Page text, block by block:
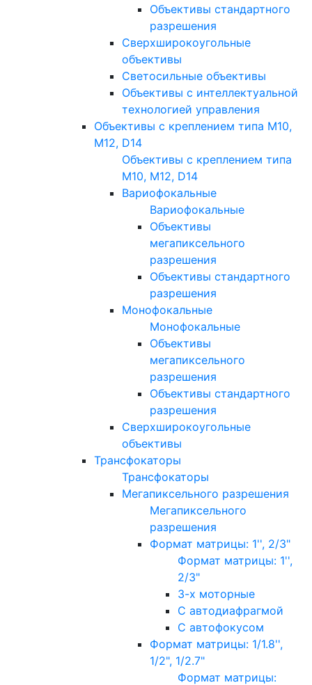
Объективы стандартного
разрешения
Сверхширокоугольные
объективы
Светосильные объективы
Объективы с интеллектуальной
технологией управления
Объективы с креплением типа M10,
M12, D14
Объективы с креплением типа
M10, M12, D14
Вариофокальные
Вариофокальные
Объективы
мегапиксельного
разрешения
Объективы стандартного
разрешения
Монофокальные
Монофокальные
Объективы
мегапиксельного
разрешения
Объективы стандартного
разрешения
Сверхширокоугольные
объективы
Трансфокаторы
Трансфокаторы
Мегапиксельного разрешения
Мегапиксельного
разрешения
Формат матрицы: 1'', 2/3"
Формат матрицы: 1'',
2/3"
3-х моторные
С автодиафрагмой
С автофокусом
Формат матрицы: 1/1.8'',
1/2", 1/2.7"
Формат матрицы: